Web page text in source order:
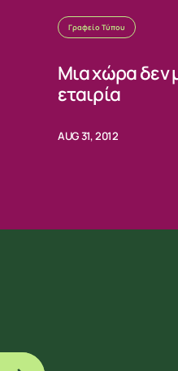
Γραφείο Τύπου
Μια χώρα δεν
εταιρία
AUG 31, 2012